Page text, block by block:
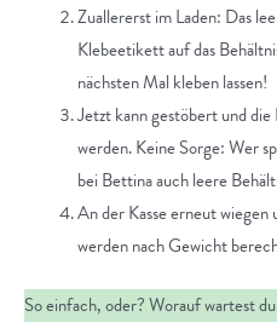
Zuallererst im Laden: Das
Klebeetikett auf das
nächsten Mal kleben lassen!
Jetzt kann gestöbert und
werden. Keine Sorge: Wer
bei Bettina auch leere
An der Kasse erneut
werden nach Gewicht
So einfach, oder? Worauf wartest